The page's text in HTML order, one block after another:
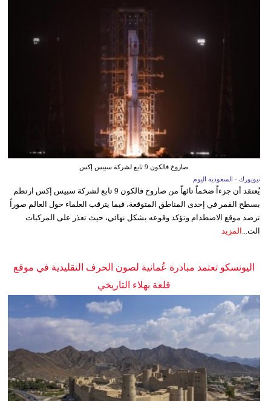
صاروخ فالكون 9 تابع لشركة سبيس إكس
نيويورك - السعودية اليوم
يُعتقد أن جزءاً ضخماً تائهاً من صاروخ فالكون 9 تابع لشركة سبيس إكس ارتطم
بسطح القمر في إحدى المناطق المتوقعة، فيما يترقب العلماء حول العالم صوراً
ترصد موقع الاصطدام وتؤكد وقوعه بشكل نهائي، حيث تعذر على المركبات
الت...
المزيد
اليونسكو تعتمد مبادرة عُمانية لصون الحرف التقليدية في موقع
قلعة بهلاء التاريخي